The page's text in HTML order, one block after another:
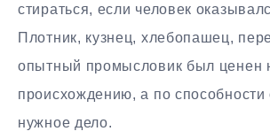
стираться, если человек
Плотник, кузнец, хлебопашец,
опытный промысловик был ценен
происхождению, а по способности
нужное дело.